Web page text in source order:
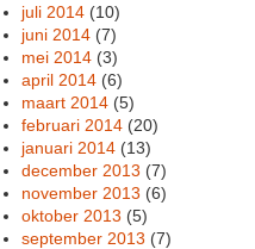
juli 2014 (10)
juni 2014 (7)
mei 2014 (3)
april 2014 (6)
maart 2014 (5)
februari 2014 (20)
januari 2014 (13)
december 2013 (7)
november 2013 (6)
oktober 2013 (5)
september 2013 (7)